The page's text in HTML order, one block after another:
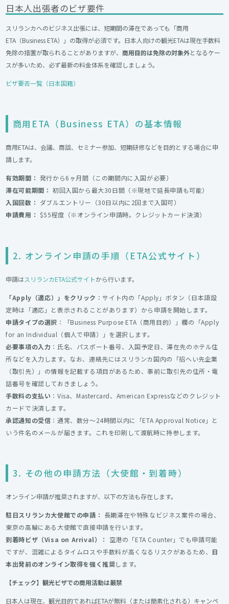
日本人出張者のビザ要件
スリランカへのビジネス出張には、短期間の滞在であっても「商用
ETA（Business ETA）」の取得が必須です。日本人向けの観光ETAは現在手数料
免除の措置が取られることがありますが、商用目的は免除の対象外となるケー
スが多いため、必ず最新の料金体系を確認しましょう。
ビザ要否一覧（日本国籍）
商用ETA（Business ETA）の基本情報
商用ETAは、会議、商談、セミナー参加、短期研修などを目的とする場合に申
請します。
有効期間： 発行から6ヶ月間（この期間内に入国が必要）
滞在可能期間： 初回入国から最大30日間（※現地で延長申請も可能）
入国回数： ダブルエントリー（30日以内に2回まで入国可）
申請費用： $55程度（※オンライン申請時。クレジットカード決済）
2. オンライン申請の手順（ETA公式サイト）
申請はスリランカETA公式サイトから行います。
「Apply（適応）」をクリック ：サイト内の「Apply」ボタン（日本語設
定時は「適応」と表示されることがあります）から申請を開始します。
申請タイプの選択 ：「Business Purpose ETA（商用目的）」欄の「Apply
for an Individual（個人で申請）」を選択します。
必要事項の入力 ：氏名、パスポート番号、入国予定日、滞在先のホテル住
所などを入力します。なお、連絡先にはスリランカ国内の「招へい先企業
（取引先）」の情報を記載する項目があるため、事前に取引先の住所・電
話番号を確認しておきましょう。
手数料の支払い ：Visa、Mastercard、American Expressなどのクレジット
カードで決済します。
承認通知の受信 ：通常、数分〜24時間以内に「ETA Approval Notice」と
いう件名のメールが届きます。これを印刷して渡航時に持参します。
3. その他の申請方法（大使館・到着時）
オンライン申請が推奨されますが、以下の方法も存在します。
駐日スリランカ大使館での申請： 長期滞在や特殊なビジネス案件の場合、
東京の高輪にある大使館で直接申請を行います。
到着時ビザ（Visa on Arrival）：
空港の「ETA Counter」でも申請可能
ですが、混雑によるタイムロスや手数料が高くなるリスクがあるため、 日
本出発前のオンライン取得を強く推奨します。
【チェック】観光ビザでの商用活動は厳禁
日本人は現在、観光目的であればETAが無料（または簡素化される）キャンペ